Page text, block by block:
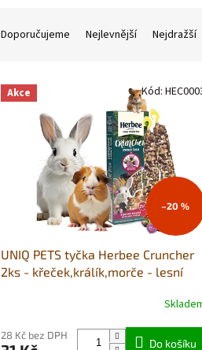
n
Doporučujeme Nejlevnější Nejdražší
V Akce
–20 %
UNIQ PETS tyčka Herbee Cruncher
2ks - křeček,králík,morče - lesní
28 Kč bez DPH
Do košíku
Kód: